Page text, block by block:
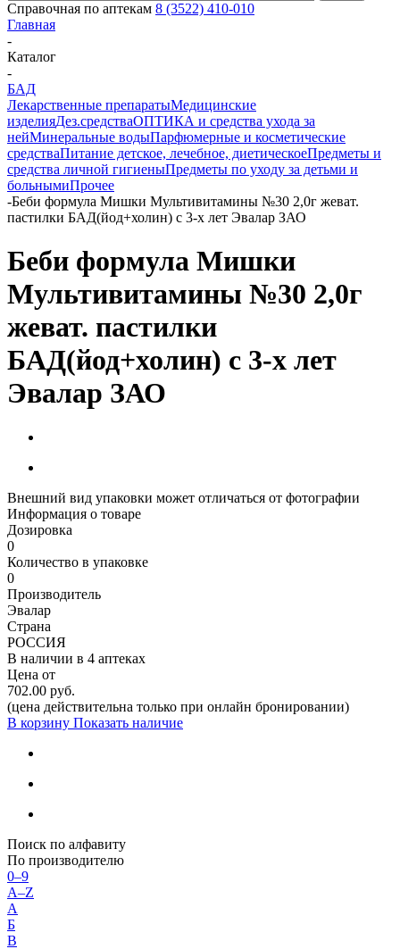
Справочная по аптекам 8 (3522) 410-010
Главная
-
Каталог
-
БАД
Лекарственные препаратыМедицинские
изделияДез.средстваОПТИКА и средства ухода за
нейМинеральные водыПарфюмерные и косметические
средстваПитание детское, лечебное, диетическоеПредметы и
средства личной гигиеныПредметы по уходу за детьми и
больнымиПрочее
-Беби формула Мишки Мультивитамины №30 2,0г жеват.
пастилки БАД(йод+холин) с 3-х лет Эвалар ЗАО
Беби формула Мишки
Мультивитамины №30 2,0г
жеват. пастилки
БАД(йод+холин) с 3-х лет
Эвалар ЗАО
Внешний вид упаковки может отличаться от фотографии
Информация о товаре
Дозировка
0
Количество в упаковке
0
Производитель
Эвалар
Страна
РОССИЯ
В наличии в 4 аптеках
Цена от
702.00 руб.
(цена действительна только при онлайн бронировании)
В корзину Показать наличие
Поиск по алфавиту
По производителю
0–9
A–Z
А
Б
В